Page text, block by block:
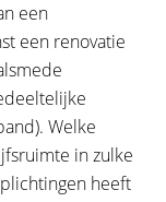
een
een renovatie
Welke
in zulke
heeft